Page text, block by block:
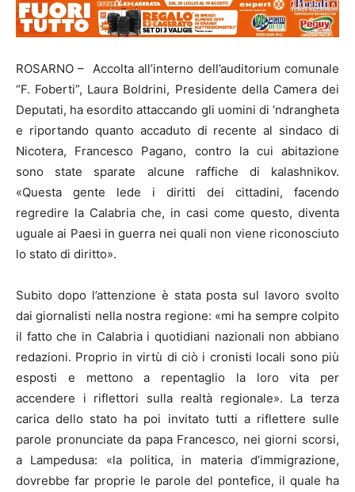
ROSARNO – Accolta all’interno dell’auditorium comunale
“F. Foberti”, Laura Boldrini, Presidente della Camera dei
Deputati, ha esordito attaccando gli uomini di ‘ndrangheta
e riportando quanto accaduto di recente al sindaco di
Nicotera, Francesco Pagano, contro la cui abitazione
sono state sparate alcune raffiche di kalashnikov.
«Questa gente lede i diritti dei cittadini, facendo
regredire la Calabria che, in casi come questo, diventa
uguale ai Paesi in guerra nei quali non viene riconosciuto
lo stato di diritto».
Subito dopo l’attenzione è stata posta sul lavoro svolto
dai giornalisti nella nostra regione: «mi ha sempre colpito
il fatto che in Calabria i quotidiani nazionali non abbiano
redazioni. Proprio in virtù di ciò i cronisti locali sono più
esposti e mettono a repentaglio la loro vita per
accendere i riflettori sulla realtà regionale». La terza
carica dello stato ha poi invitato tutti a riflettere sulle
parole pronunciate da papa Francesco, nei giorni scorsi,
a Lampedusa: «la politica, in materia d’immigrazione,
dovrebbe far proprie le parole del pontefice, il quale ha